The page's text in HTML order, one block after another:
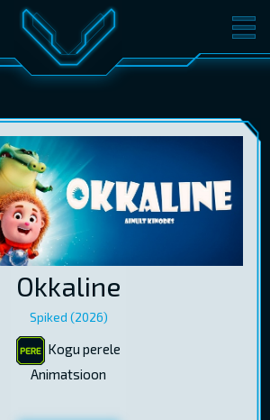
PILETID
KINKEKAARDID
Okkaline
Spiked (2026)
Kogu perele
Animatsioon